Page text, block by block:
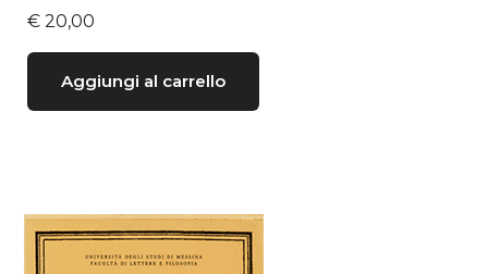
€20,00
Aggiungi al carrello